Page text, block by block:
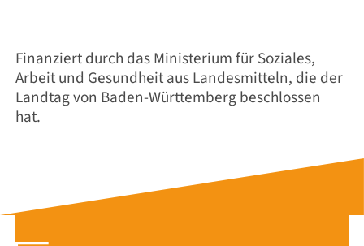
Finanziert durch das Ministerium für Soziales,
Arbeit und Gesundheit aus Landesmitteln, die der
Landtag von Baden-Württemberg beschlossen
hat.